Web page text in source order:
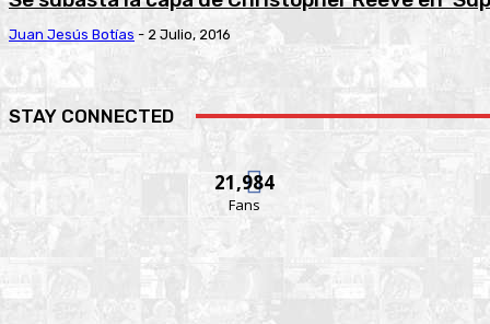
Juan Jesús Botías - 2 Julio, 2016
STAY CONNECTED
21,984
Fans